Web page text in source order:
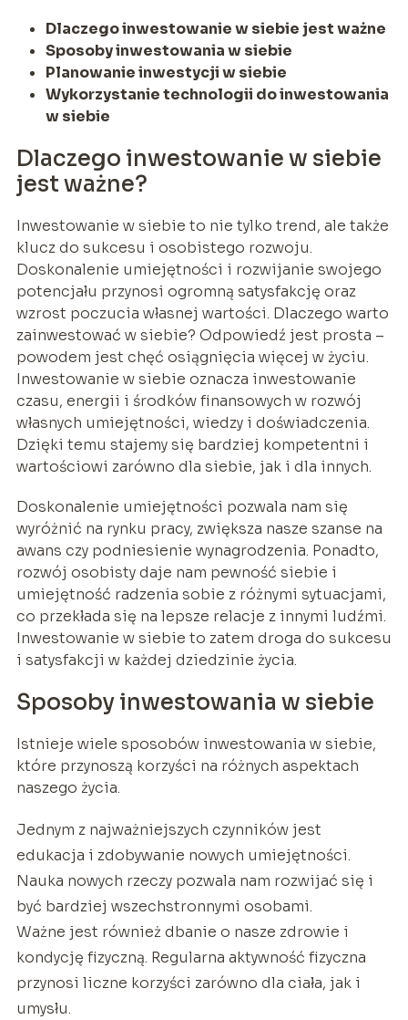
Dlaczego inwestowanie w siebie jest ważne
Sposoby inwestowania w siebie
Planowanie inwestycji w siebie
Wykorzystanie technologii do inwestowania
w siebie
Dlaczego inwestowanie w siebie
jest ważne?
Inwestowanie w siebie to nie tylko trend, ale także
klucz do sukcesu i osobistego rozwoju.
Doskonalenie umiejętności i rozwijanie swojego
potencjału przynosi ogromną satysfakcję oraz
wzrost poczucia własnej wartości. Dlaczego warto
zainwestować w siebie? Odpowiedź jest prosta –
powodem jest chęć osiągnięcia więcej w życiu.
Inwestowanie w siebie oznacza inwestowanie
czasu, energii i środków finansowych w rozwój
własnych umiejętności, wiedzy i doświadczenia.
Dzięki temu stajemy się bardziej kompetentni i
wartościowi zarówno dla siebie, jak i dla innych.
Doskonalenie umiejętności pozwala nam się
wyróżnić na rynku pracy, zwiększa nasze szanse na
awans czy podniesienie wynagrodzenia. Ponadto,
rozwój osobisty daje nam pewność siebie i
umiejętność radzenia sobie z różnymi sytuacjami,
co przekłada się na lepsze relacje z innymi ludźmi.
Inwestowanie w siebie to zatem droga do sukcesu
i satysfakcji w każdej dziedzinie życia.
Sposoby inwestowania w siebie
Istnieje wiele sposobów inwestowania w siebie,
które przynoszą korzyści na różnych aspektach
naszego życia.
Jednym z najważniejszych czynników jest
edukacja i zdobywanie nowych umiejętności.
Nauka nowych rzeczy pozwala nam rozwijać się i
być bardziej wszechstronnymi osobami.
Ważne jest również dbanie o nasze zdrowie i
kondycję fizyczną. Regularna aktywność fizyczna
przynosi liczne korzyści zarówno dla ciała, jak i
umysłu.